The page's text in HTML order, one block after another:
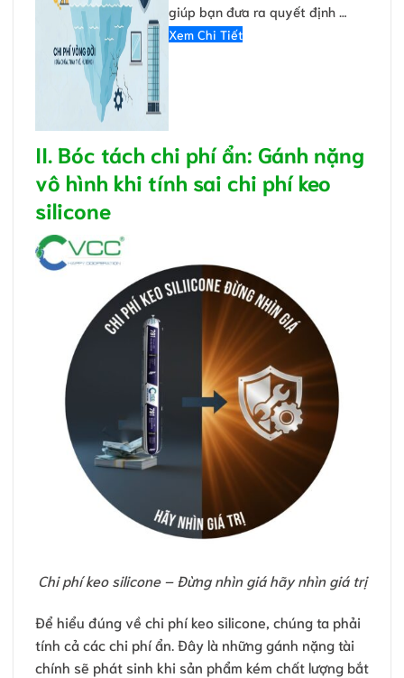
giúp bạn đưa ra quyết định …
Xem Chi Tiết
II. Bóc tách chi phí ẩn: Gánh nặng
vô hình khi tính sai chi phí keo
silicone
Chi phí keo silicone – Đừng nhìn giá hãy nhìn giá trị
Để hiểu đúng về chi phí keo silicone, chúng ta phải
tính cả các chi phí ẩn. Đây là những gánh nặng tài
chính sẽ phát sinh khi sản phẩm kém chất lượng bắt